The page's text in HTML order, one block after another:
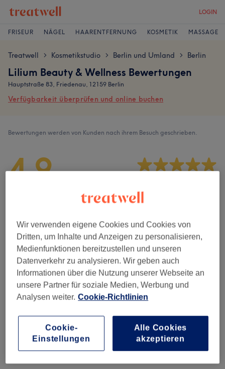
LOGIN
FRISEUR NÄGEL HAARENTFERNUNG KOSMETIK MASSAGE
Treatwell > Kosmetikstudio > Berlin und Umland > Berlin
Lilium Beauty & Wellness Bewertungen
Hauptstraße 83, Friedenau, 12159 Berlin
Verfügbarkeit überprüfen und online buchen
Bewertungen werden von Kunden nach ihrem Besuch geschrieben.
4,9
Sauberkeit
Service
Bewertungen filtern
Behandlung Alle Bewertungen
Bewertung Nach Sternen filtern
Wir verwenden eigene Cookies und Cookies von
Dritten, um Inhalte und Anzeigen zu personalisieren,
Medienfunktionen bereitzustellen und unseren
Datenverkehr zu analysieren. Wir geben auch
Informationen über die Nutzung unserer Webseite an
unsere Partner für soziale Medien, Werbung und
Analysen weiter. Cookie-Richtlinien
Cookie-
Einstellungen
Alle Cookies
akzeptieren